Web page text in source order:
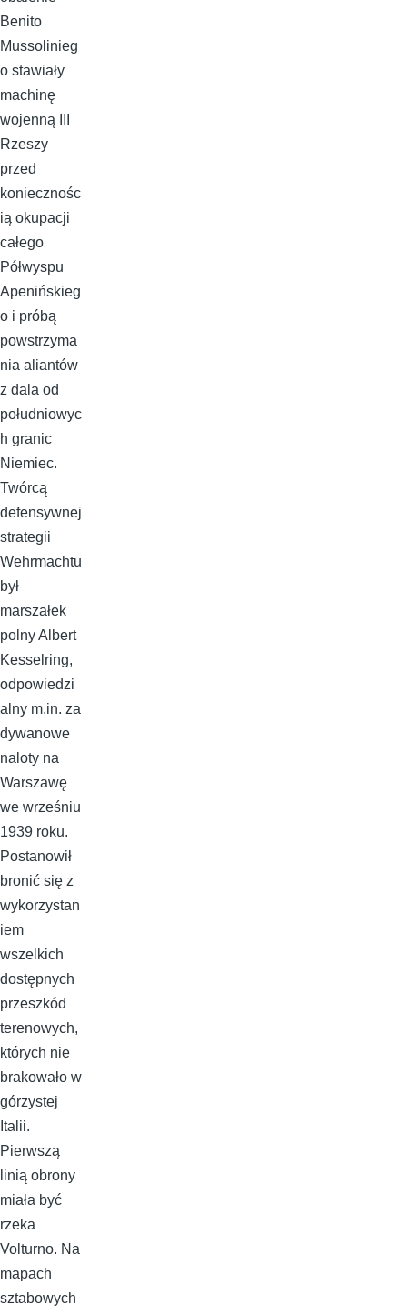
Benito
Mussolinieg
o stawiały
machinę
wojenną III
Rzeszy
przed
koniecznośc
ią okupacji
całego
Półwyspu
Apenińskieg
o i próbą
powstrzyma
nia aliantów
z dala od
południowyc
h granic
Niemiec.
Twórcą
defensywnej
strategii
Wehrmachtu
był
marszałek
polny Albert
Kesselring,
odpowiedzi
alny m.in. za
dywanowe
naloty na
Warszawę
we wrześniu
1939 roku.
Postanowił
bronić się z
wykorzystan
iem
wszelkich
dostępnych
przeszkód
terenowych,
których nie
brakowało w
górzystej
Italii.
Pierwszą
linią obrony
miała być
rzeka
Volturno. Na
mapach
sztabowych